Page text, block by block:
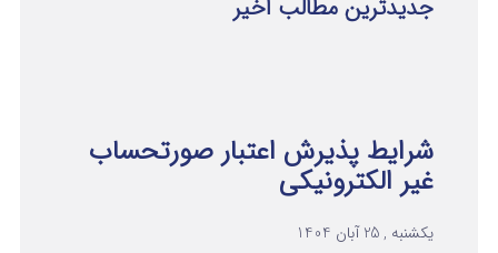
جدیدترین مطالب اخیر
شرایط پذیرش اعتبار صورتحساب
غیر الکترونیکی
یکشنبه , 25 آبان 1404